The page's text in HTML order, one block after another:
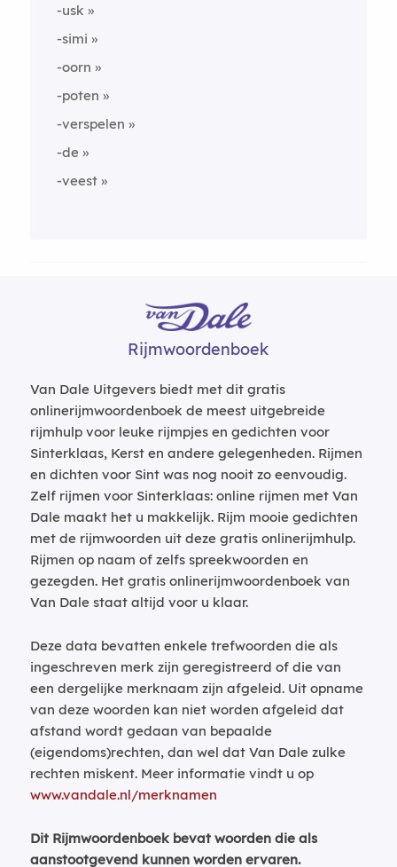
-usk
-simi
-oorn
-poten
-verspelen
-de
-veest
Rijmwoordenboek
Van Dale Uitgevers biedt met dit gratis
onlinerijmwoordenboek de meest uitgebreide
rijmhulp voor leuke rijmpjes en gedichten voor
Sinterklaas, Kerst en andere gelegenheden. Rijmen
en dichten voor Sint was nog nooit zo eenvoudig.
Zelf rijmen voor Sinterklaas: online rijmen met Van
Dale maakt het u makkelijk. Rijm mooie gedichten
met de rijmwoorden uit deze gratis onlinerijmhulp.
Rijmen op naam of zelfs spreekwoorden en
gezegden. Het gratis onlinerijmwoordenboek van
Van Dale staat altijd voor u klaar.
Deze data bevatten enkele trefwoorden die als
ingeschreven merk zijn geregistreerd of die van
een dergelijke merknaam zijn afgeleid. Uit opname
van deze woorden kan niet worden afgeleid dat
afstand wordt gedaan van bepaalde
(eigendoms)rechten, dan wel dat Van Dale zulke
rechten miskent. Meer informatie vindt u op
www.vandale.nl/merknamen
Dit Rijmwoordenboek bevat woorden die als
aanstootgevend kunnen worden ervaren.